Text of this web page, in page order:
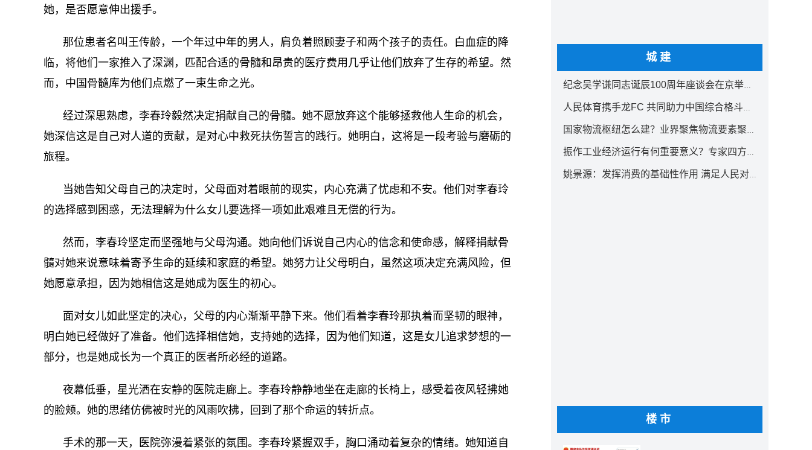
她，是否愿意伸出援手。
那位患者名叫王传龄，一个年过中年的男人，肩负着照顾妻子和两个孩子的责任。白血症的降
临，将他们一家推入了深渊，匹配合适的骨髓和昂贵的医疗费用几乎让他们放弃了生存的希望。然
而，中国骨髓库为他们点燃了一束生命之光。
经过深思熟虑，李春玲毅然决定捐献自己的骨髓。她不愿放弃这个能够拯救他人生命的机会，
她深信这是自己对人道的贡献，是对心中救死扶伤誓言的践行。她明白，这将是一段考验与磨砺的
旅程。
当她告知父母自己的决定时，父母面对着眼前的现实，内心充满了忧虑和不安。他们对李春玲
的选择感到困惑，无法理解为什么女儿要选择一项如此艰难且无偿的行为。
然而，李春玲坚定而坚强地与父母沟通。她向他们诉说自己内心的信念和使命感，解释捐献骨
髓对她来说意味着寄予生命的延续和家庭的希望。她努力让父母明白，虽然这项决定充满风险，但
她愿意承担，因为她相信这是她成为医生的初心。
面对女儿如此坚定的决心，父母的内心渐渐平静下来。他们看着李春玲那执着而坚韧的眼神，
明白她已经做好了准备。他们选择相信她，支持她的选择，因为他们知道，这是女儿追求梦想的一
部分，也是她成长为一个真正的医者所必经的道路。
夜幕低垂，星光洒在安静的医院走廊上。李春玲静静地坐在走廊的长椅上，感受着夜风轻拂她
的脸颊。她的思绪仿佛被时光的风雨吹拂，回到了那个命运的转折点。
手术的那一天，医院弥漫着紧张的氛围。李春玲紧握双手，胸口涌动着复杂的情绪。她知道自
城建
纪念吴学谦同志诞辰100周年座谈会在京举行 汪洋出席
人民体育携手龙FC 共同助力中国综合格斗事业发展
国家物流枢纽怎么建？业界聚焦物流要素聚集方式创新
振作工业经济运行有何重要意义？专家四方面权威解读
姚景源：发挥消费的基础性作用 满足人民对美好生活向往
楼市